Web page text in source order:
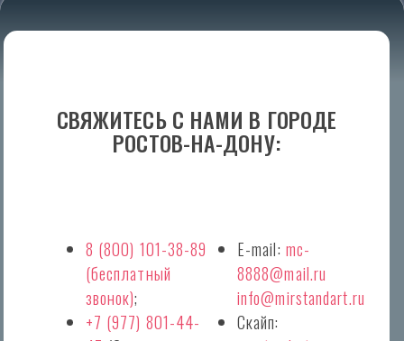
СВЯЖИТЕСЬ С НАМИ В ГОРОДЕ
РОСТОВ-НА-ДОНУ:
8 (800) 101-38-89
(бесплатный
звонок);
+7 (977) 801-44-
E-mail: mc-
8888@mail.ru
info@mirstandart.ru
Скайп: